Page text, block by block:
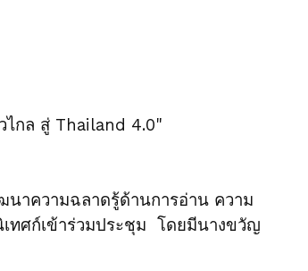
ไกล สู่ Thailand 4.0"
ความฉลาดรู้ด้านการอ่าน ความ
ทศก์เข้าร่วมประชุม โดยมีนางขวัญ